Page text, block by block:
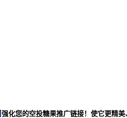
强化您的空投糖果推广链接！使它更精美